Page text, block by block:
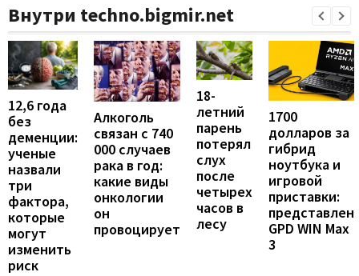
Внутри techno.bigmir.net
12,6 года
без
деменции:
ученые
назвали
три
фактора,
которые
могут
изменить
риск
Алкоголь
связан с 740
000 случаев
рака в год:
какие виды
онкологии
он
провоцирует
18-
летний
парень
потерял
слух
после
четырех
часов в
лесу
1700
долларов за
гибрид
ноутбука и
игровой
приставки:
представлен
GPD WIN Max
3